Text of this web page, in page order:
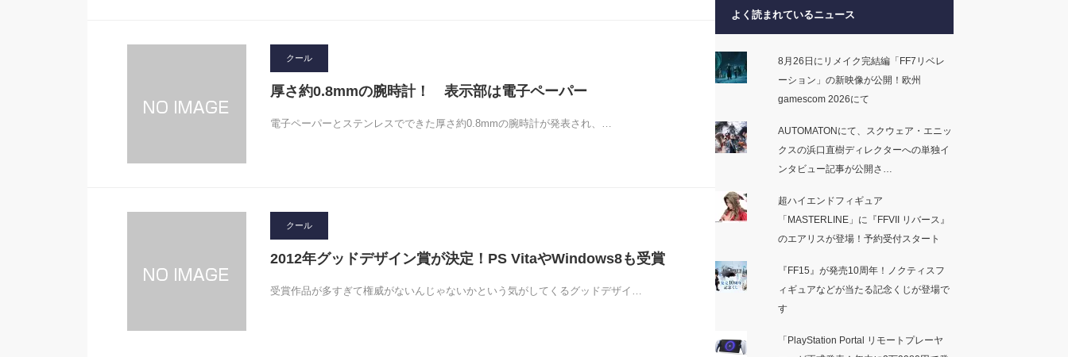
クール
厚さ約0.8mmの腕時計！ 表示部は電子ペーパー
電子ペーパーとステンレスでできた厚さ約0.8mmの腕時計が発表され、…
クール
2012年グッドデザイン賞が決定！PS VitaやWindows8も受賞
受賞作品が多すぎて権威がないんじゃないかという気がしてくるグッドデザイ…
よく読まれているニュース
8月26日にリメイク完結編「FF7リベレ
ーション」の新映像が公開！欧州
gamescom 2026にて
AUTOMATONにて、スクウェア・エニッ
クスの浜口直樹ディレクターへの単独イ
ンタビュー記事が公開さ…
超ハイエンドフィギュア
「MASTERLINE」に『FFVII リバース』
のエアリスが登場！予約受付スタート
『FF15』が発売10周年！ノクティスフ
ィギュアなどが当たる記念くじが登場で
す
「PlayStation Portal リモートプレーヤ